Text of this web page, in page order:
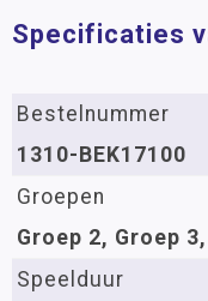
Specificaties
Bestelnummer
1310-BEK17100
Groepen
Groep 2, Groep
Speelduur